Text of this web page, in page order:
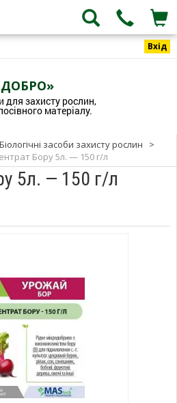
Вхід
для захисту рослин,
матеріалу.
Біологічні засоби захисту рослин
>
Бору 5л. — 150 г/л
5л. — 150 г/л